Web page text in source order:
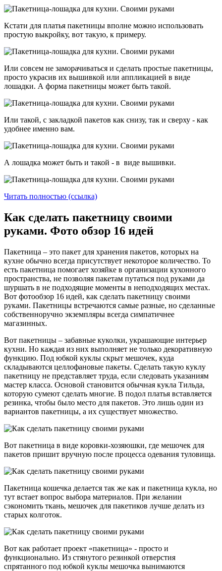
Кстати для платья пакетницы вполне можно использовать
простую выкройку, вот такую, к примеру.
Или совсем не заморачиваться и сделать простые пакетницы,
просто украсив их вышивкой или аппликацией в виде
лошадки. А форма пакетницы может быть такой.
Или такой, с закладкой пакетов как снизу, так и сверху - как
удобнее именно вам.
А лошадка может быть и такой - в виде вышивки.
Читать полностью (ссылка)
Как сделать пакетницу своими
руками. Фото обзор 16 идей
Пакетница – это пакет для хранения пакетов, которых на
кухне обычно всегда присутствует некоторое количество. То
есть пакетница помогает хозяйке в организации кухонного
пространства, не позволяя пакетам путаться под руками да
шуршать в не подходящие моменты в неподходящих местах.
Вот фотообзор 16 идей, как сделать пакетницу своими
руками. Пакетницы встречаются самые разные, но сделанные
собственноручно экземпляры всегда симпатичнее
магазинных.
Вот пакетницы – забавные куколки, украшающие интерьер
кухни. Но каждая из них выполняет не только декоративную
функцию. Под юбкой куклы скрыт мешочек, куда
складываются целлофановые пакеты. Сделать такую куклу
пакетницу не представляет труда, если следовать указаниям
мастер класса. Основой становится обычная кукла Тильда,
которую сумеют сделать многие. В подол платья вставляется
резинка, чтобы было место для пакетов. Это лишь один из
вариантов пакетницы, а их существует множество.
Вот пакетница в виде коровки-хозяюшки, где мешочек для
пакетов пришит вручную после процесса одевания туловища.
Пакетница кошечка делается так же как и пакетница кукла, но
тут встает вопрос выбора материалов. При желании
сэкономить ткань, мешочек для пакетиков лучше делать из
старых колготок.
Вот как работает проект «пакетница» - просто и
функционально. Из стянутого резинкой отверстия
спрятанного под юбкой куклы мешочка вынимаются